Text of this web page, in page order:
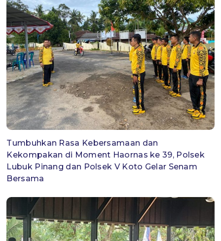
Tumbuhkan Rasa Kebersamaan dan
Kekompakan di Moment Haornas ke 39, Polsek
Lubuk Pinang dan Polsek V Koto Gelar Senam
Bersama